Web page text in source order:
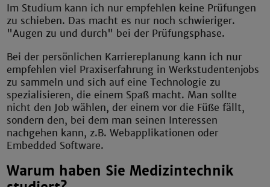
Im Studium kann ich nur empfehlen keine Prüfungen
zu schieben. Das macht es nur noch schwieriger.
"Augen zu und durch" bei der Prüfungsphase.
Bei der persönlichen Karriereplanung kann ich nur
empfehlen viel Praxiserfahrung in Werkstudentenjobs
zu sammeln und sich auf eine Technologie zu
spezialisieren, die einem Spaß macht. Man sollte
nicht den Job wählen, der einem vor die Füße fällt,
sondern den, bei dem man seinen Interessen
nachgehen kann, z.B. Webapplikationen oder
Embedded Software.
Warum haben Sie Medizintechnik